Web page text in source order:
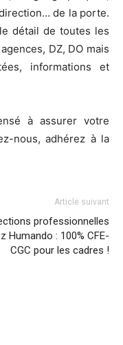
de la porte.
détail de toutes les
DZ, DO mais
informations et
à assurer votre
nous, adhérez à la
Article suivant
professionnelles
Humando : 100% CFE-
CGC pour les cadres !